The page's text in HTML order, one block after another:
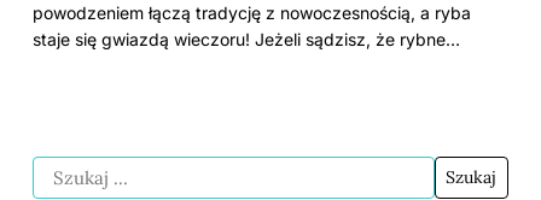
powodzeniem łączą tradycję z nowoczesnością, a ryba
staje się gwiazdą wieczoru! Jeżeli sądzisz, że rybne…